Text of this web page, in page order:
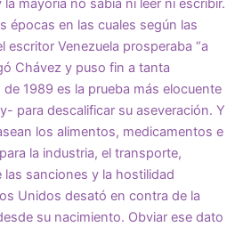
épocas en las cuales según las
escritor Venezuela prosperaba “a
Chávez y puso fin a tanta
de 1989 es la prueba más elocuente
para descalificar su aseveración. Y
los alimentos, medicamentos e
la industria, el transporte,
las sanciones y la hostilidad
Unidos desató en contra de la
su nacimiento. Obviar ese dato